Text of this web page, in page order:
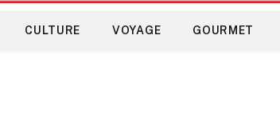
CULTURE VOYAGE GOURMET